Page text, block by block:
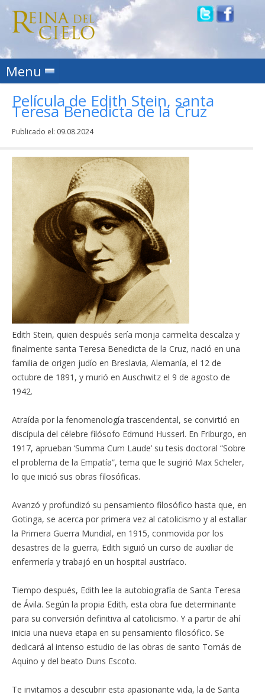
Menu Skip to content
Película de Edith Stein, santa
Teresa Benedicta de la Cruz
Publicado el: 09.08.2024
Edith Stein, quien después sería monja carmelita descalza y
finalmente santa Teresa Benedicta de la Cruz, nació en una
familia de origen judío en Breslavia, Alemanía, el 12 de
octubre de 1891, y murió en Auschwitz el 9 de agosto de
1942.
Atraída por la fenomenología trascendental, se convirtió en
discípula del célebre filósofo Edmund Husserl. En Friburgo, en
1917, aprueban ‘Summa Cum Laude’ su tesis doctoral “Sobre
el problema de la Empatía”, tema que le sugirió Max Scheler,
lo que inició sus obras filosóficas.
Avanzó y profundizó su pensamiento filosófico hasta que, en
Gotinga, se acerca por primera vez al catolicismo y al estallar
la Primera Guerra Mundial, en 1915, conmovida por los
desastres de la guerra, Edith siguió un curso de auxiliar de
enfermería y trabajó en un hospital austríaco.
Tiempo después, Edith lee la autobiografía de Santa Teresa
de Ávila. Según la propia Edith, esta obra fue determinante
para su conversión definitiva al catolicismo. Y a partir de ahí
inicia una nueva etapa en su pensamiento filosófico. Se
dedicará al intenso estudio de las obras de santo Tomás de
Aquino y del beato Duns Escoto.
Te invitamos a descubrir esta apasionante vida, la de Santa